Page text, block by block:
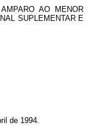
AO MENOR
SUPLEMENTAR E
de 1994.